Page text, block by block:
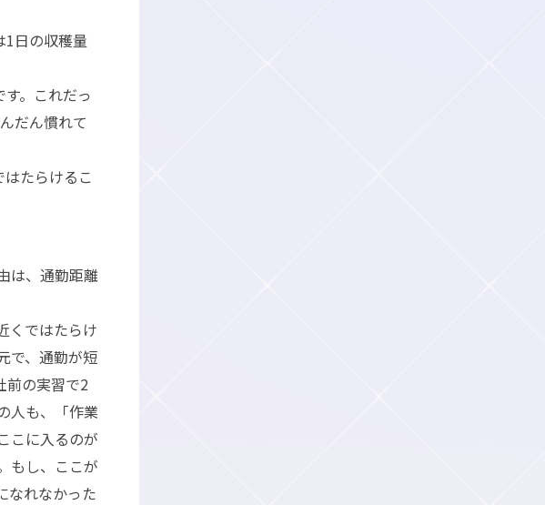
1日の収穫量
。これだっ
だん慣れて
たらけるこ
は、通勤距離
くではたらけ
で、通勤が短
前の実習で2
人も、「作業
こに入るのが
もし、ここが
なれなかった